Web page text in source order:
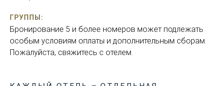
ГРУППЫ:
Бронирование 5 и более номеров может подлежать
особым условиям оплаты и дополнительным сборам.
Пожалуйста, свяжитесь с отелем.